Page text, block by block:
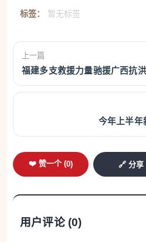
标签： 暂无标签
上一篇
福建多支救援力量驰援广西抗
今年上半年
❤️ 赞一个 (0) 🔗 分享
用户评论 (0)